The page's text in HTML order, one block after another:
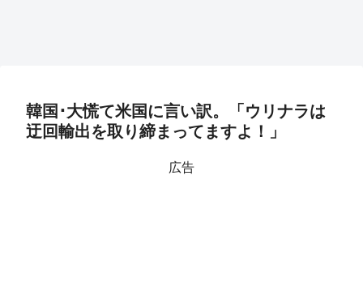
韓国･大慌て米国に言い訳。「ウリナラは
迂回輸出を取り締まってますよ！」
広告